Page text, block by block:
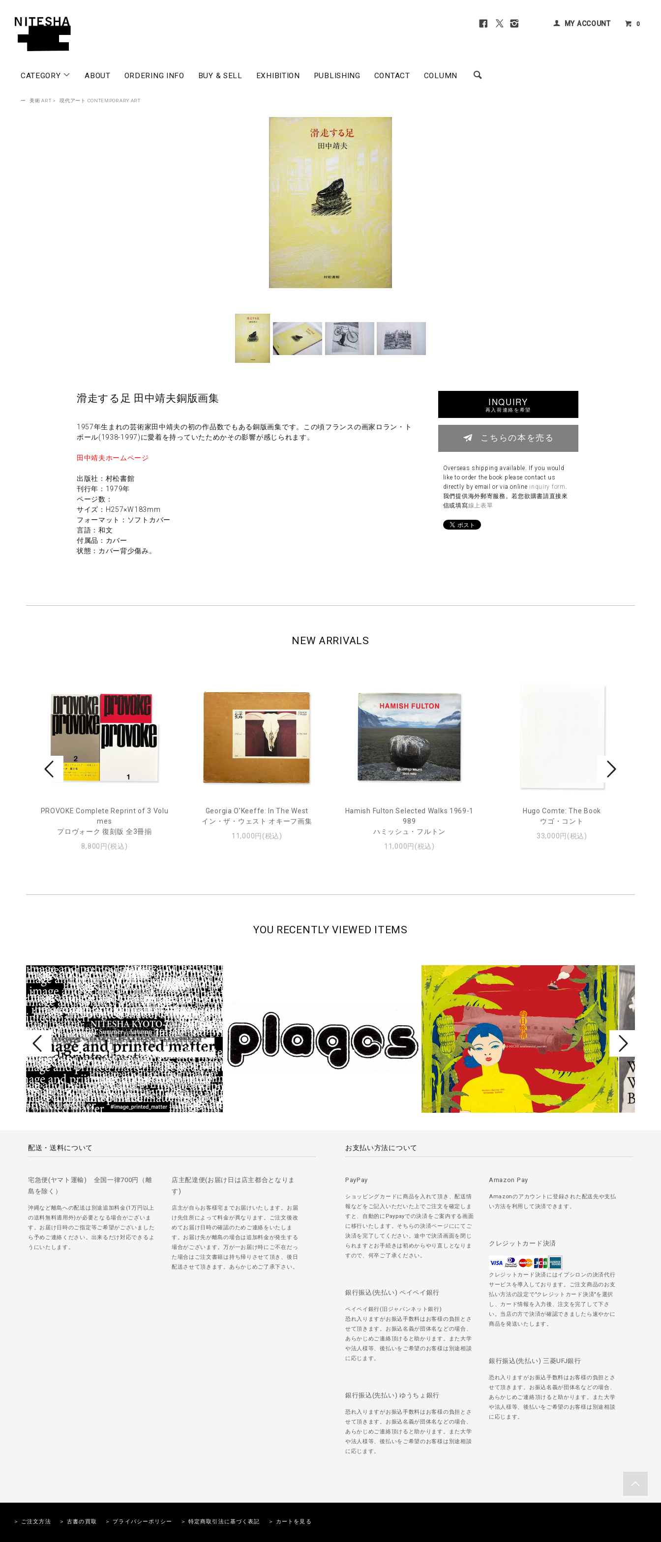
MY ACCOUNT 0
CATEGORY ABOUT ORDERING INFO BUY & SELL EXHIBITION PUBLISHING CONTACT COLUMN
ー 美術 ART > 現代アート CONTEMPORARY ART
滑走する足 田中靖夫銅版画集
1957年生まれの芸術家田中靖夫の初の作品数でもある銅版画集です。この頃フランスの画家ロラン・ト
ポール(1938-1997)に愛着を持っていたためかその影響が感じられます。
田中靖夫ホームページ
出版社：村松書館
刊行年：1979年
ページ数：
サイズ：H257×W183mm
フォーマット：ソフトカバー
言語：和文
付属品：カバー
状態：カバー背少傷み。
INQUIRY
再入荷連絡を希望
こちらの本を売る
Overseas shipping available. If you would
like to order the book please contact us
directly by email or via online inquiry form .
我們提供海外郵寄服務。若您欲購書請直接來
信或填寫線上表單
NEW ARRIVALS
PROVOKE Complete Reprint of 3 Volu
mes
プロヴォーク 復刻版 全3冊揃
8,800円(税込)
Georgia O'Keeffe: In The West
イン・ザ・ウェスト オキーフ画集
11,000円(税込)
Hamish Fulton Selected Walks 1969-1
989
ハミッシュ・フルトン
11,000円(税込)
Hugo Comte: The Book
ウゴ・コント
33,000円(税込)
YOU RECENTLY VIEWED ITEMS
配送・送料について
宅急便(ヤマト運輸) 全国一律700円（離
島を除く）
沖縄など離島への配送は別途追加料金(1万円以上
の送料無料適用外)が必要となる場合がございま
す。お届け日時のご指定等ご希望がございました
ら予めご連絡ください。出来るだけ対応できるよ
うにいたします。
店主配達便(お届け日は店主都合となりま
す)
店主が自らお客様宅までお届けいたします。お届
け先住所によって料金が異なります。ご注文後改
めてお届け日時の確認のためご連絡をいたしま
す。お届け先が離島の場合は追加料金が発生する
場合がございます。万が一お届け時にご不在だっ
た場合はご注文書籍は持ち帰りさせて頂き、後日
配送させて頂きます。あらかじめご了承下さい。
お支払い方法について
PayPay
ショッピングカードに商品を入れて頂き、配送情
報などをご記入いただいた上でご注文を確定しま
すと、自動的にPaypayでの決済をご案内する画面
に移行いたします。そちらの決済ページににてご
決済を完了してください。途中で決済画面を閉じ
られますとお手続きは初めからやり直しとなりま
すので、何卒ご了承ください。
Amazon Pay
Amazonのアカウントに登録された配送先や支払
い方法を利用して決済できます。
クレジットカード決済
クレジットカード決済にはイプシロンの決済代行
サービスを導入しております。ご注文商品のお支
払い方法の設定で"クレジットカード決済"を選択
し、カード情報を入力後、注文を完了して下さ
い。当店の方で決済が確認できましたら速やかに
商品を発送いたします。
銀行振込(先払い) ペイペイ銀行
ペイペイ銀行(旧ジャパンネット銀行)
恐れ入りますがお振込手数料はお客様の負担とさ
せて頂きます。お振込名義が団体名などの場合、
あらかじめご連絡頂けると助かります。また大学
や法人様等、後払いをご希望のお客様は別途相談
に応じます。
銀行振込(先払い) 三菱UFJ銀行
恐れ入りますがお振込手数料はお客様の負担とさ
せて頂きます。お振込名義が団体名などの場合、
あらかじめご連絡頂けると助かります。また大学
や法人様等、後払いをご希望のお客様は別途相談
に応じます。
銀行振込(先払い) ゆうちょ銀行
恐れ入りますがお振込手数料はお客様の負担とさ
せて頂きます。お振込名義が団体名などの場合、
あらかじめご連絡頂けると助かります。また大学
や法人様等、後払いをご希望のお客様は別途相談
に応じます。
＞ ご注文方法 ＞ 古書の買取 ＞ プライバシーポリシー ＞ 特定商取引法に基づく表記 ＞ カートを見る